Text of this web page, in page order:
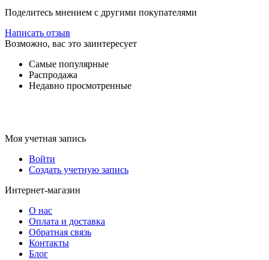
Поделитесь мнением с другими покупателями
Написать отзыв
Возможно, вас это заинтересует
Самые популярные
Распродажа
Недавно просмотренные
Моя учетная запись
Войти
Создать учетную запись
Интернет-магазин
О нас
Оплата и доставка
Обратная связь
Контакты
Блог